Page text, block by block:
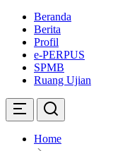
Beranda
Berita
Profil
e-PERPUS
SPMB
Ruang Ujian
Home